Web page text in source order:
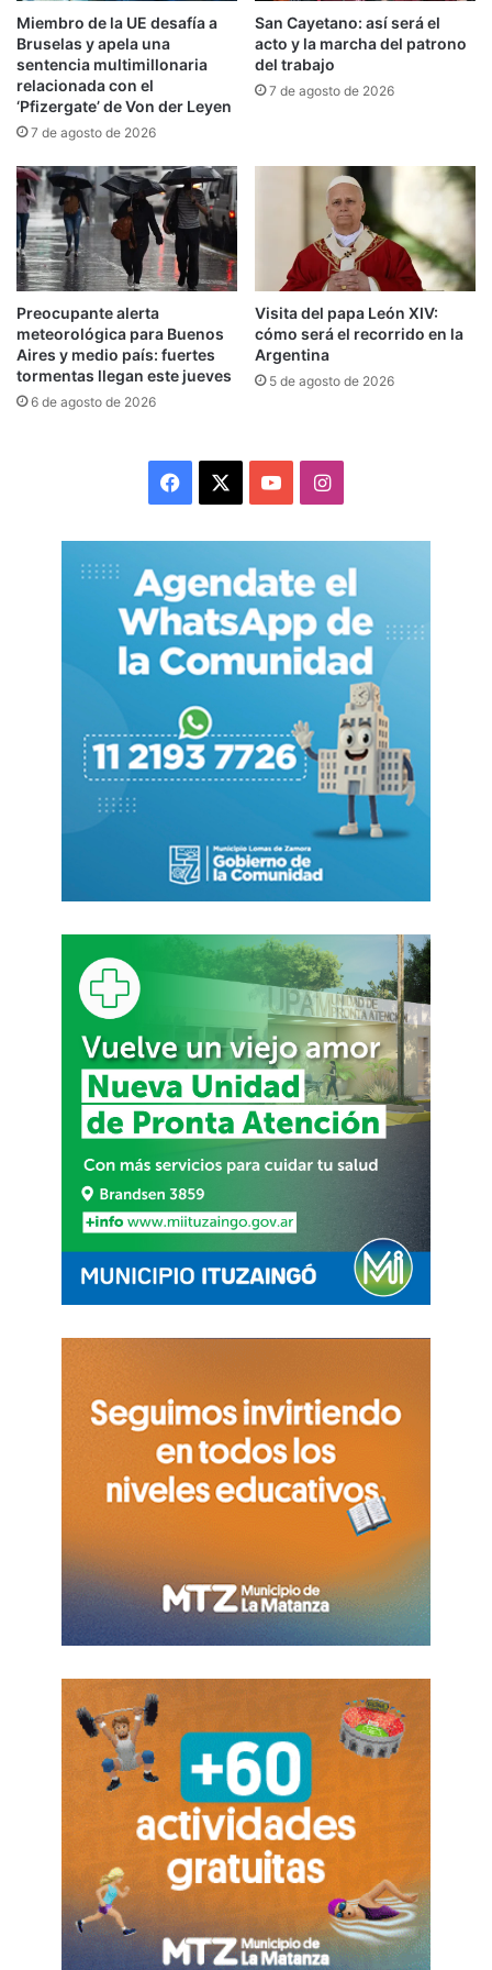
instalar un mecanismo claro y transparente para
que los consumidores pudieran elegir con
conocimiento. La medida, presentada en un
proyecto de apenas tres artículos, responde más
Arcor y otras— que al interés general de la
población.- remarcó el sindicalista.
La sociedad ya debatió y conquistó esta ley. Los
legisladores, en aquel momento, hicieron lo
correcto. Hoy, la pregunta es si el poder
ejecutivo está dispuesto a desandar ese camino
y dejar a la población sin una herramienta básica
Según reflexiones de Peretta, en tiempos de
crisis, cuando la confianza en las instituciones se
mide por su capacidad de proteger al ciudadano
común, eliminar una norma que defiende a los
más vulnerables —hipertensos, diabéticos,
personas con sobrepeso— es un golpe directo a
la credibilidad gubernamental. La política pública
no puede convertirse en rehén de los balances
empresariales.
Mientras el Gobierno nacional impulsa la
eliminación de la Ley en el Congreso,
especialistas advierten sobre las negativas
consecuencias que podría generar para la salud
colectiva.
La contradicción es evidente: mientras en
Estados Unidos y Europa los sistemas de
advertencia nutricional se consolidan como
herramientas modernas para enfrentar la
hipertensión, la diabetes y la obesidad, aquí se
pretende borrar de un plumazo una conquista
ciudadana. No se trata de prohibir productos ni
de frenar la industria, sino de garantizar que el
consumidor sepa qué está comprando.
la posibilidad de elegir, reflexiona Peretta, a la
vez que exige que No toquen esta ley porque,
retroceder en salud es avanzar en desigualdad.
Miembro de la UE desafía a
Bruselas y apela una
sentencia multimillonaria
relacionada con el
‘Pfizergate’ de Von der Leyen
7 de agosto de 2026
San Cayetano: así será el
acto y la marcha del patrono
del trabajo
7 de agosto de 2026
Preocupante alerta
meteorológica para Buenos
Aires y medio país: fuertes
tormentas llegan este jueves
6 de agosto de 2026
Visita del papa León XIV:
cómo será el recorrido en la
Argentina
5 de agosto de 2026
Facebook YouTubeInstagram